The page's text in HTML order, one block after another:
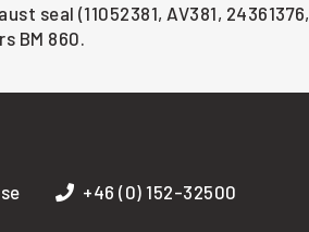
seal (11052381, AV381,
BM 860.
+46 (0) 152-32500